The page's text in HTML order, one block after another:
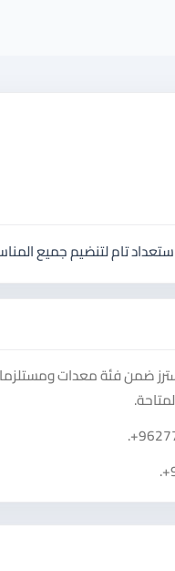
استعداد تام لتنضيم جميع
ضمن فئة معدات
.
.